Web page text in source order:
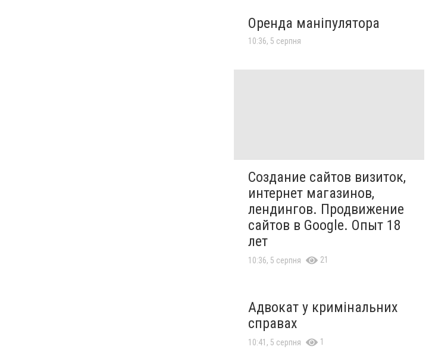
Оренда маніпулятора
10:36, 5 серпня
Создание сайтов визиток,
интернет магазинов,
лендингов. Продвижение
сайтов в Google. Опыт 18
лет
10:36, 5 серпня 21
Адвокат у кримінальних
справах
10:41, 5 серпня 1